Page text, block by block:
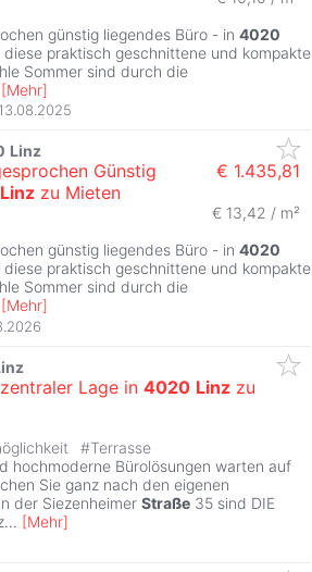
günstig liegendes Büro - in 4020
praktisch geschnittene und kompakte
Sommer sind durch die
[Mehr]
13.08.2025
Linz
Günstig
Linz zu Mieten
€ 1.435,81
€ 13,42 / m²
günstig liegendes Büro - in 4020
praktisch geschnittene und kompakte
Sommer sind durch die
[Mehr]
Lage in 4020 Linz zu
#Terrasse
hochmoderne Bürolösungen warten auf
Sie ganz nach den eigenen
der Siezenheimer Straße 35 sind DIE
... [Mehr]